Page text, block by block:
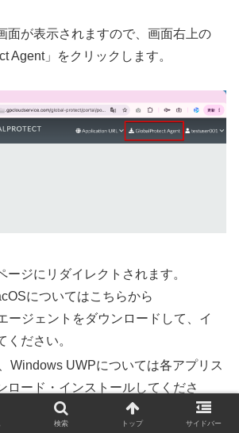
面が表示されますので、画面右上の
Agent」をクリックします。
ージにリダイレクトされます。
についてはこちらから
ージェントをダウンロードして、イ
ください。
Windows UWPについては各アプリス
ロード・インストールしてくださ
検索 トップ サイドバー